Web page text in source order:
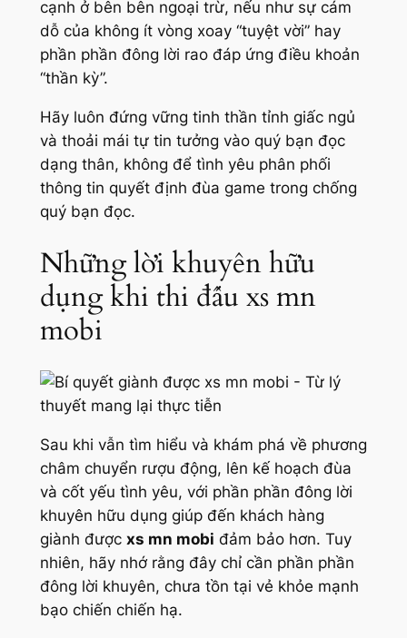
cạnh ở bên bên ngoại trừ, nếu như sự cám
dỗ của không ít vòng xoay “tuyệt vời” hay
phần phần đông lời rao đáp ứng điều khoản
“thần kỳ”.
Hãy luôn đứng vững tinh thần tỉnh giấc ngủ
và thoải mái tự tin tưởng vào quý bạn đọc
dạng thân, không để tình yêu phân phối
thông tin quyết định đùa game trong chống
quý bạn đọc.
Những lời khuyên hữu
dụng khi thi đấu xs mn
mobi
Sau khi vẫn tìm hiểu và khám phá về phương
châm chuyển rượu động, lên kế hoạch đùa
và cốt yếu tình yêu, với phần phần đông lời
khuyên hữu dụng giúp đến khách hàng
giành được xs mn mobi đảm bảo hơn. Tuy
nhiên, hãy nhớ rằng đây chỉ cần phần phần
đông lời khuyên, chưa tồn tại vẻ khỏe mạnh
bạo chiến chiến hạ.